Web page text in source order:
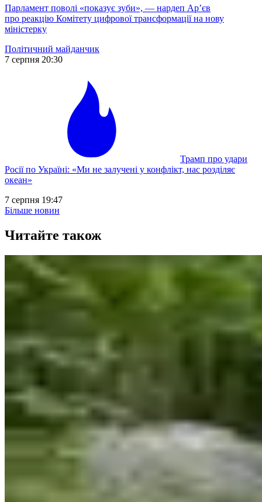
Парламент поволі «показує зуби», — нардеп Ар’єв
про реакцію Комітету цифрової трансформації на нову
міністерку
Політичний майданчик
7 серпня 20:30
Трамп про удари
Росії по Україні: «Ми не залучені у конфлікт, нас розділяє
океан»
7 серпня 19:47
Більше новин
Читайте також